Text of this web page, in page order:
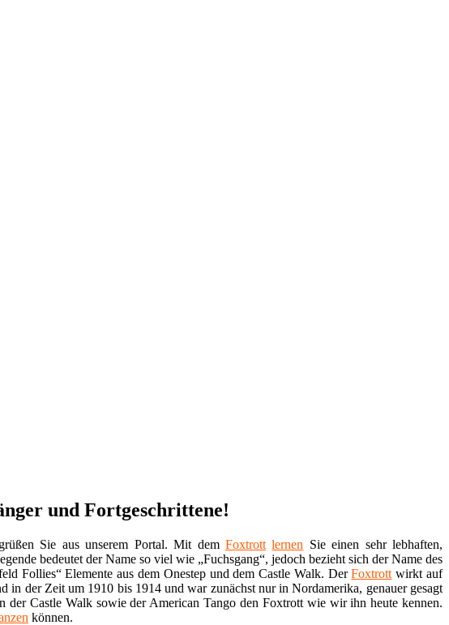
und Fortgeschrittene!
Sie aus unserem Portal. Mit dem Foxtrott lernen Sie einen sehr lebhaften,
bedeutet der Name so viel wie „Fuchsgang“, jedoch bezieht sich der Name des
Follies“ Elemente aus dem Onestep und dem Castle Walk. DerFoxtrott wirkt auf
in der Zeit um 1910 bis 1914 und war zunächst nur in Nordamerika, genauer gesagt
Castle Walk sowie der American Tango den Foxtrott wie wir ihn heute kennen.
können.